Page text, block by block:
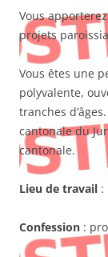
Vous
projets
Vous êtes une
polyvalente,
tranches
cantonale du
cantonale.
Lieu de travail :
Confession :